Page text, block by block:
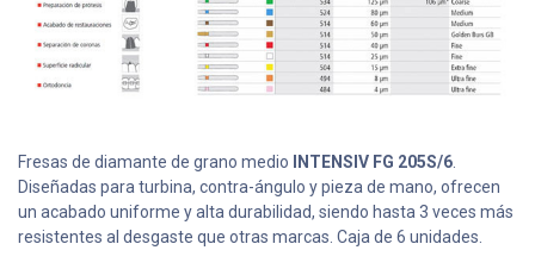
Fresas de diamante de grano medio INTENSIV FG 205S/6
Diseñadas para turbina, contra-ángulo y pieza de mano, ofrecen
un acabado uniforme y alta durabilidad, siendo hasta 3 veces más
resistentes al desgaste que otras marcas. Caja de 6 unidades.